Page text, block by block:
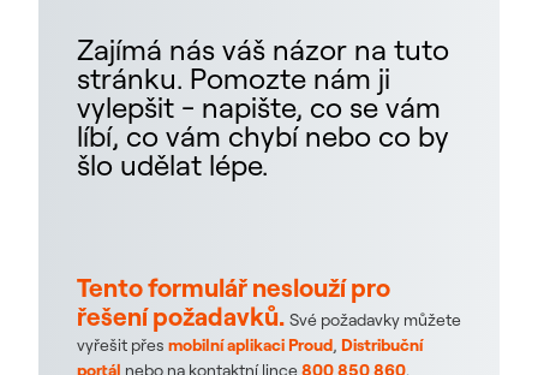
Zajímá nás váš názor na tuto
stránku. Pomozte nám ji
vylepšit - napište, co se vám
líbí, co vám chybí nebo co by
šlo udělat lépe.
Tento formulář neslouží pro
řešení požadavků. Své požadavky můžete
vyřešit přes mobilní aplikaci Proud, Distribuční
portál nebo na kontaktní lince800 850 860.